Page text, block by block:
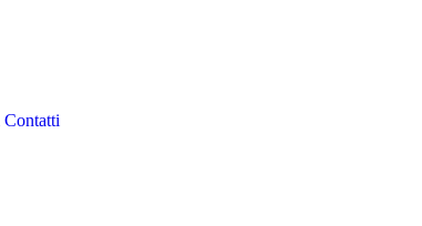
Contatti